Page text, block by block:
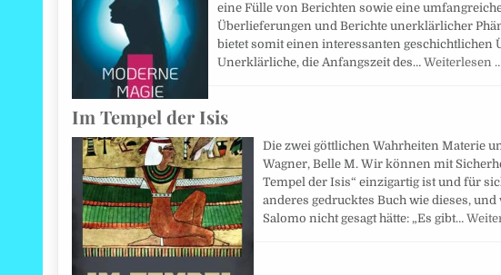
eine Fülle von Berichten sowie eine
Überlieferungen und Berichte unerklärlicher
bietet somit einen interessanten geschichtlichen
Unerklärliche, die Anfangszeit des…Weiterlesen
Im Tempel der Isis
Die zwei göttlichen Wahrheiten Materie
Wagner, Belle M. Wir können mit
Tempel der Isis“ einzigartig ist und für
anderes gedrucktes Buch wie dieses, und
Salomo nicht gesagt hätte: „Es gibt…